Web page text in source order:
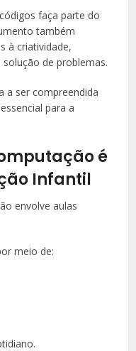
faça parte do
também
à criatividade,
de problemas.
a ser compreendida
para a
é
Infantil
envolve aulas
meio de: